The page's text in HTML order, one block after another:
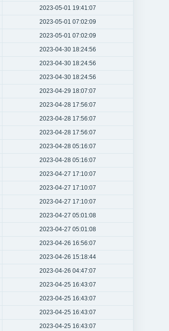
2023-05-01 19:41:07
2023-05-01 07:02:09
2023-05-01 07:02:09
2023-04-30 18:24:56
2023-04-30 18:24:56
2023-04-30 18:24:56
2023-04-29 18:07:07
2023-04-28 17:56:07
2023-04-28 17:56:07
2023-04-28 17:56:07
2023-04-28 05:16:07
2023-04-28 05:16:07
2023-04-27 17:10:07
2023-04-27 17:10:07
2023-04-27 17:10:07
2023-04-27 05:01:08
2023-04-27 05:01:08
2023-04-26 16:56:07
2023-04-26 15:18:44
2023-04-26 04:47:07
2023-04-25 16:43:07
2023-04-25 16:43:07
2023-04-25 16:43:07
2023-04-25 16:43:07